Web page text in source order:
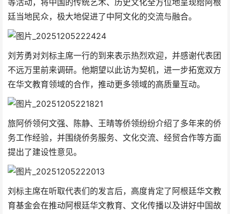
等活动，将中国的传统艺术、历史文化全方位地呈现给阿根
廷当地民众，极大地促进了中阿文化的交流与融合。
刘芳勇对刘标主席一行的到来表示热烈欢迎，并感谢代表团
不远万里前来调研。他期望以此访为契机，进一步拓宽双方
在华文教育领域的合作，推动更多领域的高质量互动。
旅阿侨领何文强、陈静、王晴等侨领纷纷介绍了多年来的侨
务工作经验，并围绕侨务服务、文化交流、经贸合作等方面
提出了建设性意见。
刘标主席在听取代表们的发言后，高度肯定了阿根廷华文教
育基金会在推动阿根廷华文教育、文化传播以及讲好中国故